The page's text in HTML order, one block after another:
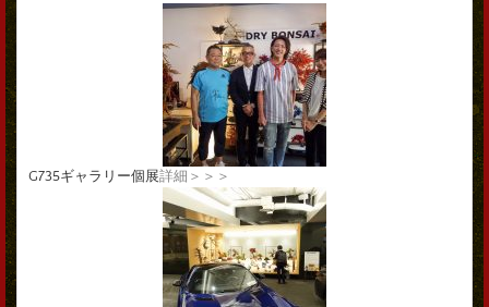
G735ギャラリー個展詳細＞＞＞